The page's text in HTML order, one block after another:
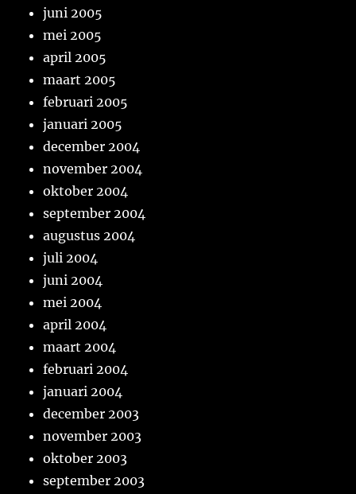
juni 2005
mei 2005
april 2005
maart 2005
februari 2005
januari 2005
december 2004
november 2004
oktober 2004
september 2004
augustus 2004
juli 2004
juni 2004
mei 2004
april 2004
maart 2004
februari 2004
januari 2004
december 2003
november 2003
oktober 2003
september 2003